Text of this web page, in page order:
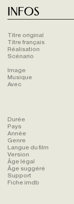
Infos
Titre original
Titre français
Réalisation
Scénario
Image
Musique
Avec
Durée
Pays
Année
Genre
Langue du film
Version
Âge légal
Âge suggéré
Support
Fiche imdb